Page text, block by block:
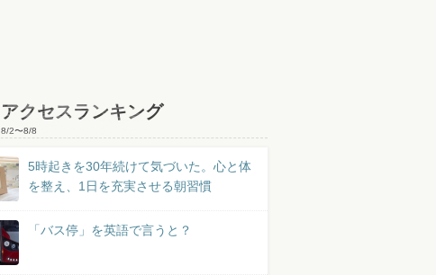
アクセスランキング
8/2〜8/8
5時起きを30年続けて気づいた。心と体
を整え、1日を充実させる朝習慣
「バス停」を英語で言うと？